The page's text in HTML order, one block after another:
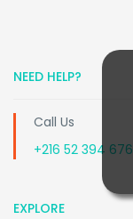
NEED HELP?
Call Us
+216 52 394 676
EXPLORE